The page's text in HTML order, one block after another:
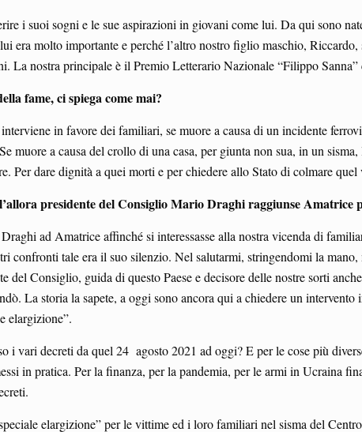
i suoi sogni e le sue aspirazioni in giovani come lui. Da qui sono
era molto importante e perché l’altro nostro figlio maschio,
La nostra principale è il Premio Letterario Nazionale “Filippo Sanna”
fame, ci spiega come mai?
in favore dei familiari, se muore a causa di un incidente
muore a causa del crollo di una casa, per giunta non sua, in un
Per dare dignità a quei morti e per chiedere allo Stato di colmare
presidente del Consiglio Mario Draghi raggiunse Amatrice
ad Amatrice affinché si interessasse alla nostra vicenda di
confronti tale era il suo silenzio. Nel salutarmi, stringendomi la
del Consiglio, guida di questo Paese e decisore delle nostre sorti
La storia la sapete, a oggi sono ancora qui a chiedere un
elargizione”.
i vari decreti da quel 24 agosto 2021 ad oggi? E per le cose più
in pratica. Per la finanza, per la pandemia, per le armi in Ucraina
elargizione” per le vittime ed i loro familiari nel sisma del